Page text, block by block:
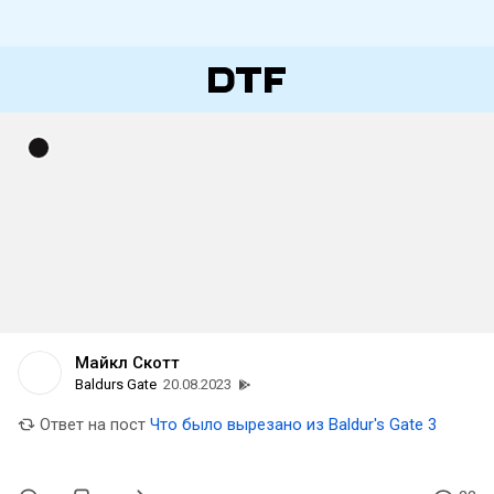
Майкл Скотт
Baldurs Gate 20.08.2023
Ответ на пост Что было вырезано из Baldur's Gate 3